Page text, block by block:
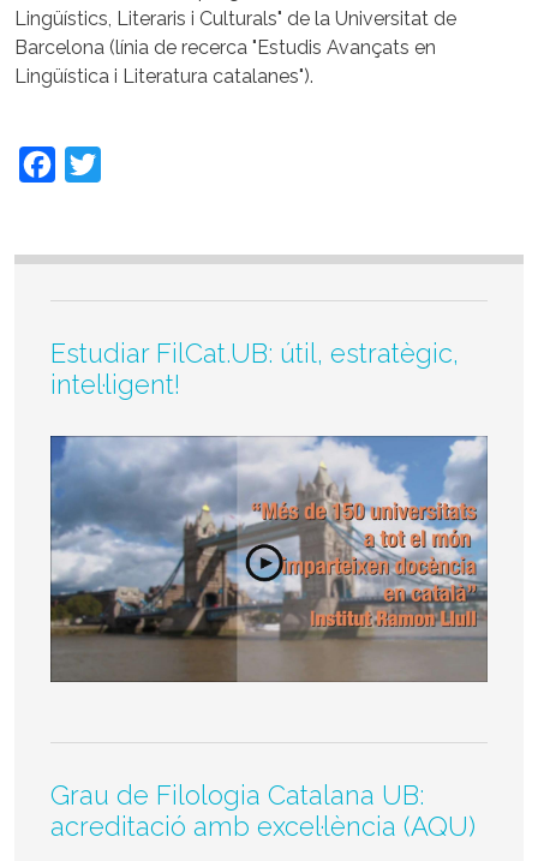
Lingüístics, Literaris i Culturals" de la Universitat de
Barcelona (línia de recerca "Estudis Avançats en
Lingüística i Literatura catalanes").
Facebook
Estudiar FilCat.UB: útil, estratègic,
intel·ligent!
Grau de Filologia Catalana UB:
acreditació amb excel·lència (AQU)